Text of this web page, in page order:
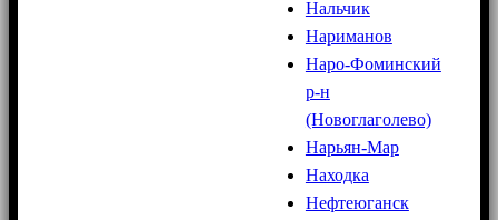
Нальчик
Нариманов
Наро-Фоминский
р-н
(Новоглаголево)
Нарьян-Мар
Находка
Нефтеюганск